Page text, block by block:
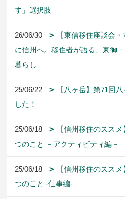
す」選択肢
26/06/30
【東信移住座談会
に信州へ。移住者が語る、東御
暮らし
25/06/22
【八ヶ岳】第71回
した！
25/06/18
【信州移住のスス
つのこと －アクティビティ編－
25/06/18
【信州移住のスス
つのこと -仕事編-